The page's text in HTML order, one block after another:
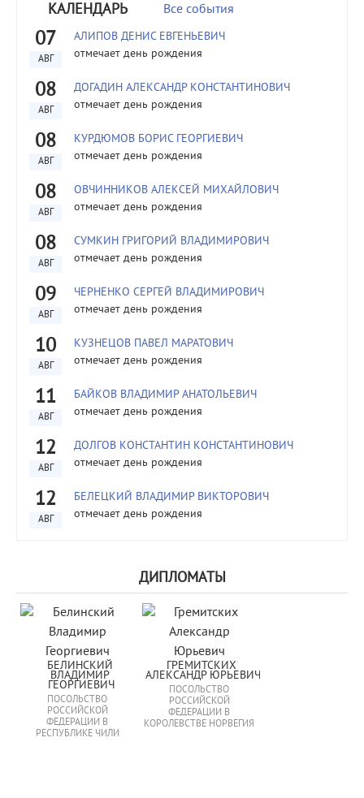
КАЛЕНДАРЬ Все события
07
АВГ
АЛИПОВ ДЕНИС ЕВГЕНЬЕВИЧ
отмечает день рождения
08
АВГ
ДОГАДИН АЛЕКСАНДР КОНСТАНТИНОВИЧ
отмечает день рождения
08
АВГ
КУРДЮМОВ БОРИС ГЕОРГИЕВИЧ
отмечает день рождения
08
АВГ
ОВЧИННИКОВ АЛЕКСЕЙ МИХАЙЛОВИЧ
отмечает день рождения
08
АВГ
СУМКИН ГРИГОРИЙ ВЛАДИМИРОВИЧ
отмечает день рождения
09
АВГ
ЧЕРНЕНКО СЕРГЕЙ ВЛАДИМИРОВИЧ
отмечает день рождения
10
АВГ
КУЗНЕЦОВ ПАВЕЛ МАРАТОВИЧ
отмечает день рождения
11
АВГ
БАЙКОВ ВЛАДИМИР АНАТОЛЬЕВИЧ
отмечает день рождения
12
АВГ
ДОЛГОВ КОНСТАНТИН КОНСТАНТИНОВИЧ
отмечает день рождения
12
АВГ
БЕЛЕЦКИЙ ВЛАДИМИР ВИКТОРОВИЧ
отмечает день рождения
ДИПЛОМАТЫ
БЕЛИНСКИЙ
ВЛАДИМИР
ГЕОРГИЕВИЧ
ПОСОЛЬСТВО
РОССИЙСКОЙ
ФЕДЕРАЦИИ В
РЕСПУБЛИКЕ ЧИЛИ
ГРЕМИТСКИХ
АЛЕКСАНДР ЮРЬЕВИЧ
ПОСОЛЬСТВО
РОССИЙСКОЙ
ФЕДЕРАЦИИ В
КОРОЛЕВСТВЕ НОРВЕГИЯ